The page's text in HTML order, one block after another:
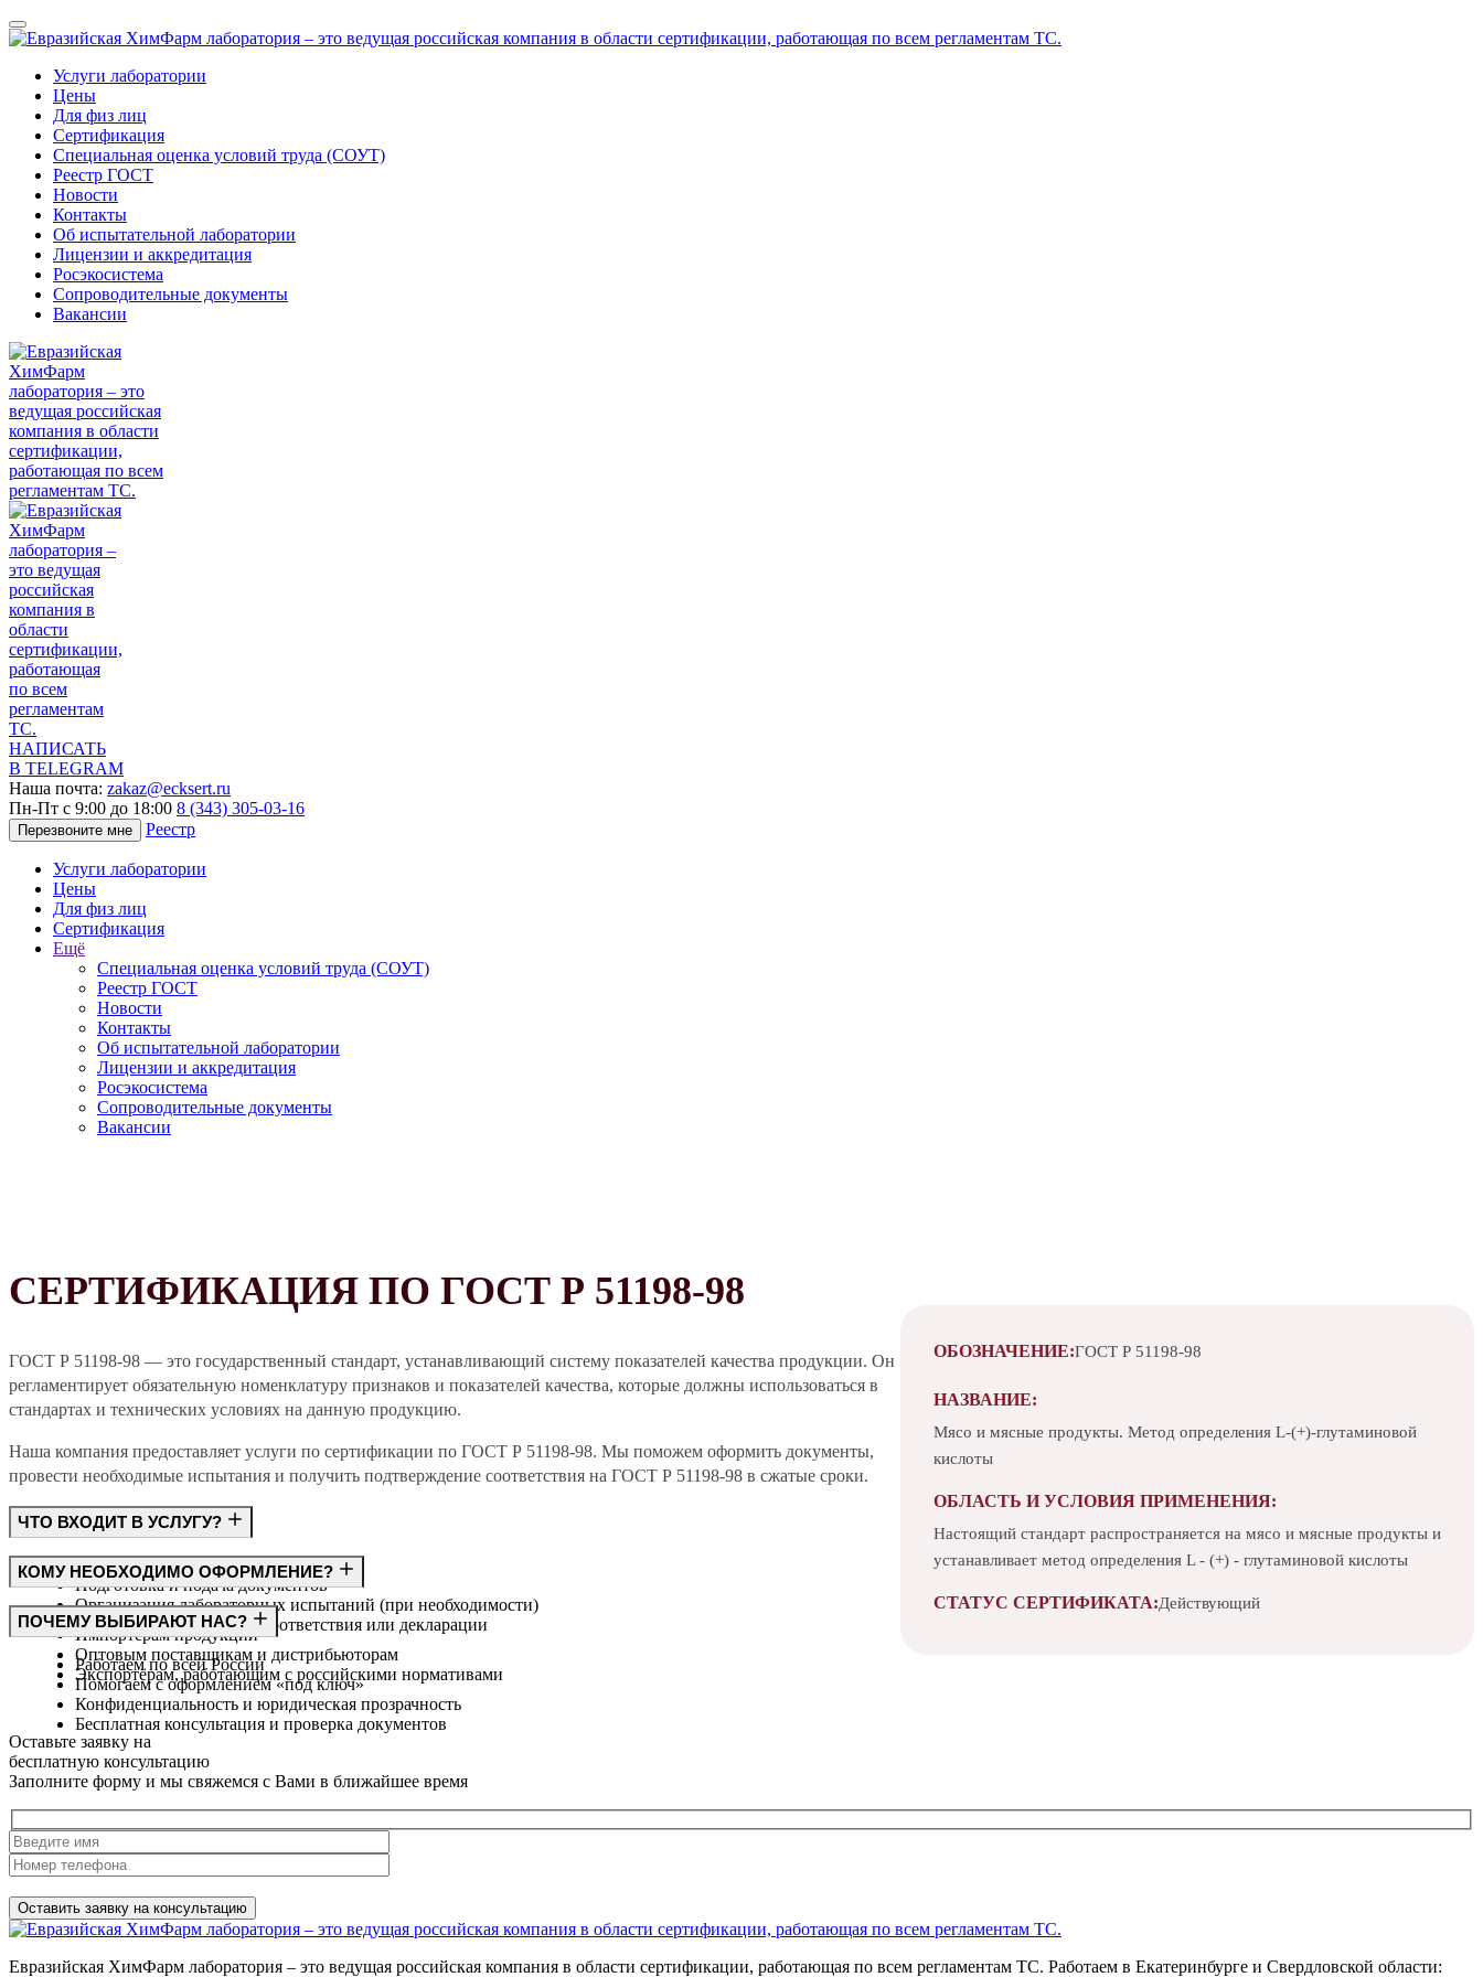
Услуги лаборатории
Цены
Для физ лиц
Сертификация
Специальная оценка условий труда (СОУТ)
Реестр ГОСТ
Новости
Контакты
Об испытательной лаборатории
Лицензии и аккредитация
Росэкосистема
Сопроводительные документы
Вакансии
НАПИСАТЬ
В TELEGRAM
Наша почта: zakaz@ecksert.ru
Пн-Пт с 9:00 до 18:00 8 (343) 305-03-16
Перезвоните мне Реестр
Услуги лаборатории
Цены
Для физ лиц
Сертификация
Ещё
Специальная оценка условий труда (СОУТ)
Реестр ГОСТ
Новости
Контакты
Об испытательной лаборатории
Лицензии и аккредитация
Росэкосистема
Сопроводительные документы
Вакансии
СЕРТИФИКАЦИЯ ПО ГОСТ Р 51198-98
ГОСТ Р 51198-98 — это государственный стандарт, устанавливающий систему показателей качества продукции. Он
регламентирует обязательную номенклатуру признаков и показателей качества, которые должны использоваться в
стандартах и технических условиях на данную продукцию.
Наша компания предоставляет услуги по сертификации по ГОСТ Р 51198-98. Мы поможем оформить документы,
провести необходимые испытания и получить подтверждение соответствия на ГОСТ Р 51198-98 в сжатые сроки.
ЧТО ВХОДИТ В УСЛУГУ?
Консультация по требованиям ГОСТ
Подготовка и подача документов
Организация лабораторных испытаний (при необходимости)
Получение сертификата соответствия или декларации
КОМУ НЕОБХОДИМО ОФОРМЛЕНИЕ?
Производителям
Импортёрам продукции
Оптовым поставщикам и дистрибьюторам
Экспортёрам, работающим с российскими нормативами
ПОЧЕМУ ВЫБИРАЮТ НАС?
Работаем по всей России
Помогаем с оформлением «под ключ»
Конфиденциальность и юридическая прозрачность
Бесплатная консультация и проверка документов
ОБОЗНАЧЕНИЕ:ГОСТ Р 51198-98
НАЗВАНИЕ:
Мясо и мясные продукты. Метод определения L-(+)-глутаминовой
кислоты
ОБЛАСТЬ И УСЛОВИЯ ПРИМЕНЕНИЯ:
Настоящий стандарт распространяется на мясо и мясные продукты и
устанавливает метод определения L - (+) - глутаминовой кислоты
СТАТУС СЕРТИФИКАТА:Действующий
Оставьте заявку на
бесплатную консультацию
Заполните форму и мы свяжемся с Вами в ближайшее время
Евразийская ХимФарм лаборатория – это ведущая российская компания в области сертификации, работающая по всем регламентам ТС. Работаем в Екатеринбурге и Свердловской области: